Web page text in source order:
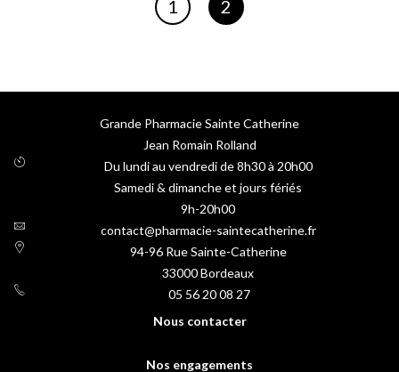
Vous lisez actuellement la
1 Page
2
Grande Pharmacie Sainte Catherine
Jean Romain Rolland
Du lundi au vendredi de 8h30 à 20h00
Samedi & dimanche et jours fériés
9h-20h00
contact@pharmacie-saintecatherine.fr
94-96 Rue Sainte-Catherine
33000Bordeaux
05 56 20 08 27
Nous contacter
Nos engagements